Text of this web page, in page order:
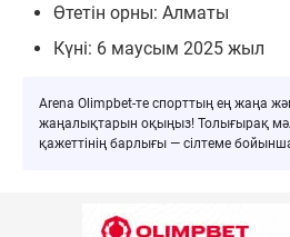
Өтетін орны: Алматы
Күні: 6 маусым 2025 жыл
Arena Olimpbet-те спорттың ең жаңа
жаңалықтарын оқыңыз! Толығырақ
қажеттінің барлығы — сілтеме